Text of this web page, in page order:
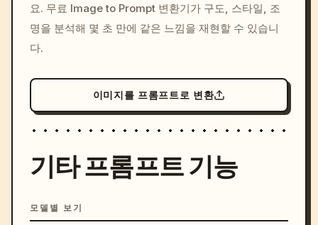
colors, 8k --v 6.0
요. 무료 Image to Prompt 변환기가 구도, 스타일, 조
명을 분석해 몇 초 만에 같은 느낌을 재현할 수 있습니
다.
이미지를 프롬프트로 변환
기타 프롬프트 기능
모델별 보기